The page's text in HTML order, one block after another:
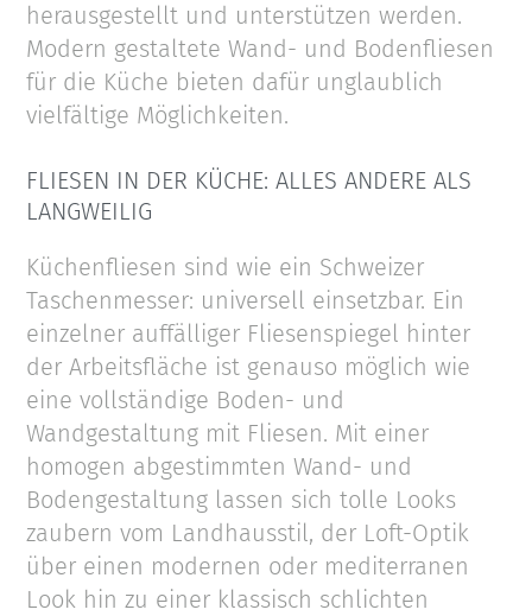
herausgestellt und unterstützen werden.
Modern gestaltete Wand- und Bodenfliesen
für die Küche bieten dafür unglaublich
vielfältige Möglichkeiten.
FLIESEN IN DER KÜCHE: ALLES ANDERE ALS
LANGWEILIG
Küchenfliesen sind wie ein Schweizer
Taschenmesser: universell einsetzbar. Ein
einzelner auffälliger Fliesenspiegel hinter
der Arbeitsfläche ist genauso möglich wie
eine vollständige Boden- und
Wandgestaltung mit Fliesen. Mit einer
homogen abgestimmten Wand- und
Bodengestaltung lassen sich tolle Looks
zaubern vom Landhausstil, der Loft-Optik
über einen modernen oder mediterranen
Look hin zu einer klassisch schlichten